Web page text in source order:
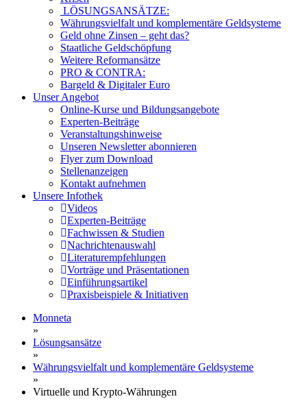
LÖSUNGSANSÄTZE:
Währungsvielfalt und komplementäre Geldsysteme
Geld ohne Zinsen – geht das?
Staatliche Geldschöpfung
Weitere Reformansätze
PRO & CONTRA:
Bargeld & Digitaler Euro
Unser Angebot
Online-Kurse und Bildungsangebote
Experten-Beiträge
Veranstaltungshinweise
Unseren Newsletter abonnieren
Flyer zum Download
Stellenanzeigen
Kontakt aufnehmen
Unsere Infothek
Videos
Experten-Beiträge
Fachwissen & Studien
Nachrichtenauswahl
Literaturempfehlungen
Vorträge und Präsentationen
Einführungsartikel
Praxisbeispiele & Initiativen
Monneta
»
Lösungsansätze
»
Währungsvielfalt und komplementäre Geldsysteme
»
Virtuelle und Krypto-Währungen